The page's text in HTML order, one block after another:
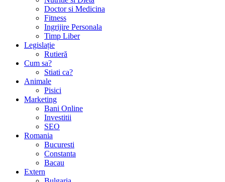
Doctor si Medicina
Fitness
Ingrijire Personala
Timp Liber
Legislație
Rutieră
Cum sa?
Stiati ca?
Animale
Pisici
Marketing
Bani Online
Investitii
SEO
Romania
Bucuresti
Constanta
Bacau
Extern